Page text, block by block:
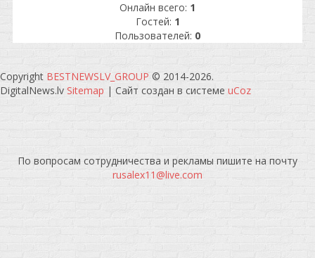
Онлайн всего: 1
Гостей: 1
Пользователей: 0
Copyright BESTNEWSLV_GROUP © 2014-2026.
DigitalNews.lv Sitemap | Сайт создан в системе uCoz
По вопросам сотрудничества и рекламы пишите на почту
rusalex11@live.com